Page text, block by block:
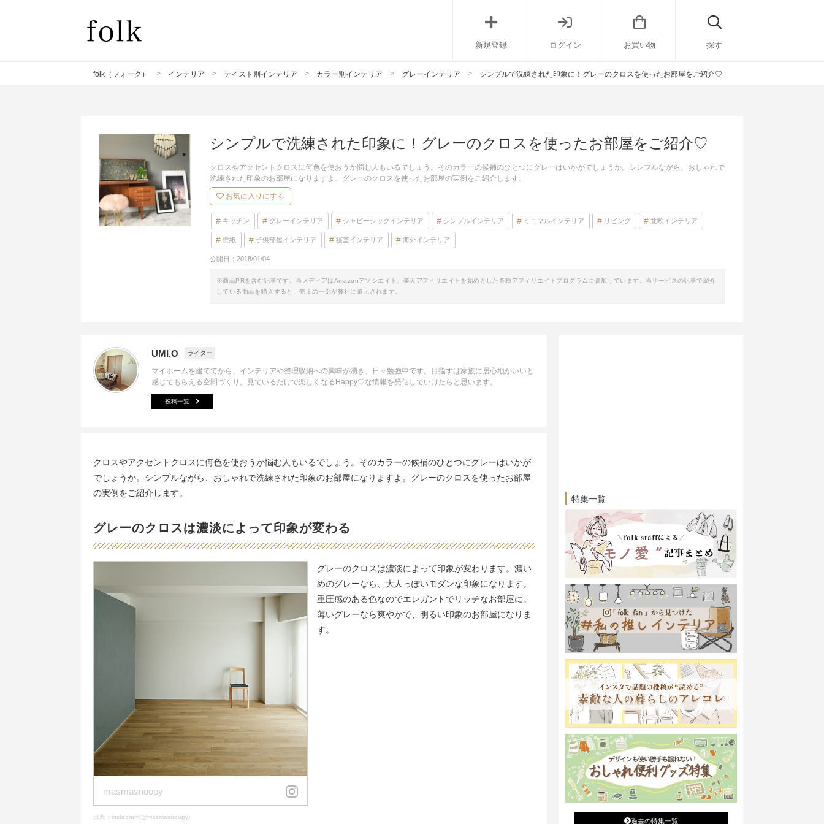
新規登録 ログイン お買い物 探す
folk（フォーク） インテリア テイスト別インテリア カラー別インテリア グレーインテリア シンプルで洗練された印象に！グレーのクロスを使ったお部屋をご紹介♡
シンプルで洗練された印象に！グレーのクロスを使ったお部屋をご紹介♡
クロスやアクセントクロスに何色を使おうか悩む人もいるでしょう。そのカラーの候補のひとつにグレーはいかがでしょうか。シンプルながら、おしゃれで
洗練された印象のお部屋になりますよ。グレーのクロスを使ったお部屋の実例をご紹介します。
お気に入りにする
キッチン グレーインテリア シャビーシックインテリア シンプルインテリア ミニマルインテリア リビング 北欧インテリア
壁紙 子供部屋インテリア 寝室インテリア 海外インテリア
公開日： 2018/01/04
※商品PRを含む記事です。当メディアはAmazonアソシエイト、楽天アフィリエイトを始めとした各種アフィリエイトプログラムに参加しています。当サービスの記事で紹介
している商品を購入すると、売上の一部が弊社に還元されます。
UMI.O ライター
マイホームを建ててから、インテリアや整理収納への興味が湧き、日々勉強中です。目指すは家族に居心地がいいと
感じてもらえる空間づくり。見ているだけで楽しくなるHappy♡な情報を発信していけたらと思います。
投稿一覧
クロスやアクセントクロスに何色を使おうか悩む人もいるでしょう。そのカラーの候補のひとつにグレーはいかが
でしょうか。シンプルながら、おしゃれで洗練された印象のお部屋になりますよ。グレーのクロスを使ったお部屋
の実例をご紹介します。
グレーのクロスは濃淡によって印象が変わる
masmasnoopy
出典： instagram(@masmasnoopy)
グレーのクロスは濃淡によって印象が変わります。濃い
めのグレーなら、大人っぽいモダンな印象になります。
重圧感のある色なのでエレガントでリッチなお部屋に。
薄いグレーなら爽やかで、明るい印象のお部屋になりま
す。
特集一覧
過去の特集一覧